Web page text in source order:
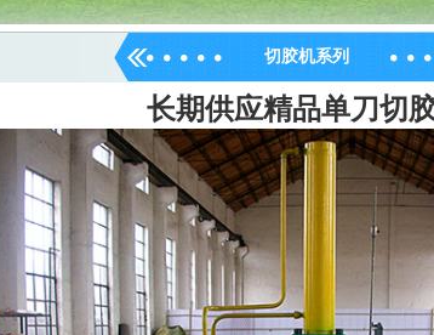
切胶机系列
长期供应精品单刀切